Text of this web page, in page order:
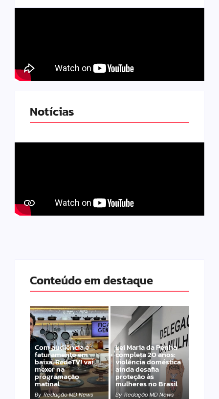
Notícias
Conteúdo em destaque
Com audiência e
faturamento em
baixa, RedeTV! vai
mexer na
programação
matinal
By Redação MD News
Lei Maria da Penha
completa 20 anos:
violência doméstica
ainda desafia
proteção às
mulheres no Brasil
By Redação MD News